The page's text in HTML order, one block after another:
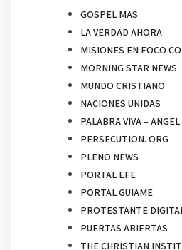
GOSPEL MAS
LA VERDAD AHORA
MISIONES EN FOCO
MORNING STAR NEWS
MUNDO CRISTIANO
NACIONES UNIDAS
PALABRA VIVA –
PERSECUTION. ORG
PLENO NEWS
PORTAL EFE
PORTAL GUIAME
PROTESTANTE
PUERTAS ABIERTAS
THE CHRISTIAN